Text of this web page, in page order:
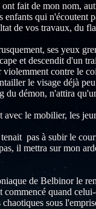
fait de mon nom,
enfants qui n'écoutent
de vos travaux, du
ses yeux
et descendit d'un
violemment contre le
le visage déjà
du démon, n'attira
avec le mobilier, les
pas à subir le
il mettra sur mon
de Belbinor le
commencé quand
chaotiques sous